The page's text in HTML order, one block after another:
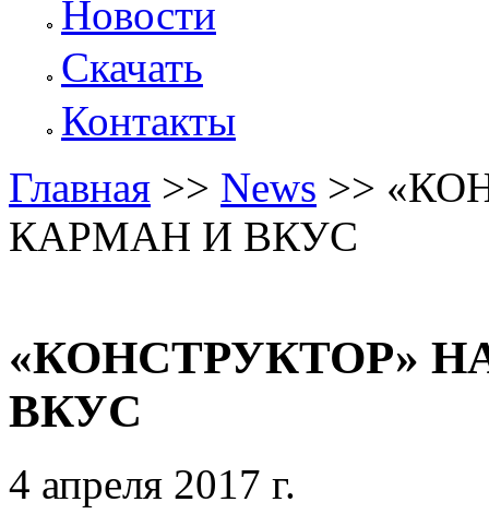
Новости
Скачать
Контакты
Главная >> News >>
КАРМАН И ВКУС
«КОНСТРУКТОР»
ВКУС
4 апреля 2017 г.